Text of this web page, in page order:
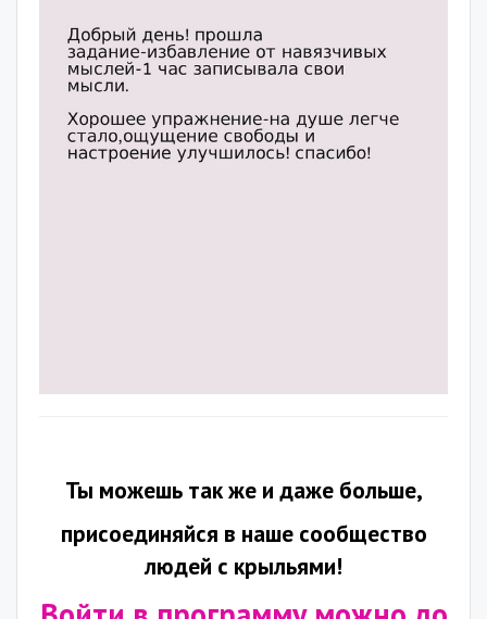
Ты можешь так же и даже больше,
присоединяйся в наше сообщество
людей с крыльями!